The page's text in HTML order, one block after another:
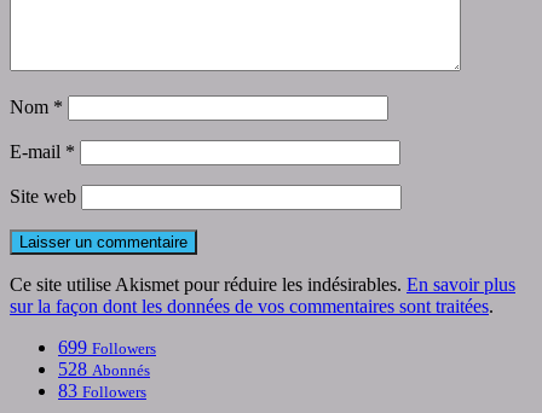
Nom *
E-mail *
Site web
Ce site utilise Akismet pour réduire les indésirables. En savoir plus
sur la façon dont les données de vos commentaires sont traitées.
699 Followers
528 Abonnés
83 Followers